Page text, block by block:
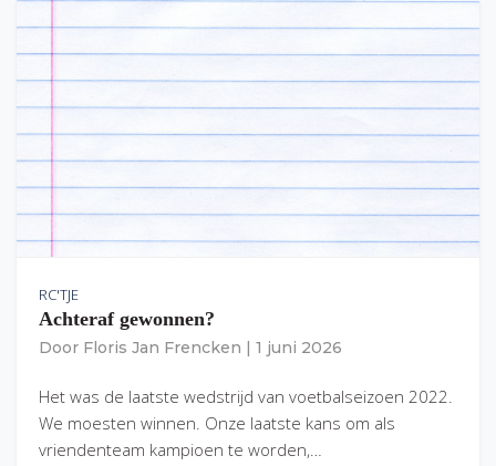
RC'TJE
Achteraf gewonnen?
Door Floris Jan Frencken 1 juni 2026
Het was de laatste wedstrijd van voetbalseizoen 2022.
We moesten winnen. Onze laatste kans om als
vriendenteam kampioen te worden,…